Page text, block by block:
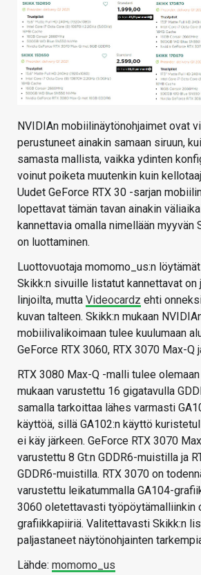
NVIDIAn mobiilinäytönohjaimet ovat
perustuneet ainakin samaan siruun,
samasta mallista, vaikka ydinten
voinut poiketa muutenkin kuin
Uudet GeForce RTX 30 -sarjan
lopettavat tämän tavan ainakin
kannettavia omalla nimellään myyvän
on luottaminen.
Luottovuotaja momomo_us:n
Skikk:n sivuille listatut kannettavat
linjoilta, mutta Videocardz ehti
kuvan talteen. Skikk:n mukaan
mobiilivalikoimaan tulee kuulumaan
GeForce RTX 3060, RTX 3070 Max-Q
RTX 3080 Max-Q -malli tulee
mukaan varustettu 16 gigatavulla
samalla tarkoittaa lähes varmasti
käyttöä, sillä GA102:n käyttö
ei käy järkeen. GeForce RTX 3070
varustettu 8 Gt:n GDDR6-muistilla ja
GDDR6-muistilla. RTX 3070 on
varustettu leikatummalla GA104-
3060 oletettavasti työpöytämalliinkin
grafiikkapiiriä. Valitettavasti Skikk:n
paljastaneet näytönohjainten
Lähde: momomo_us